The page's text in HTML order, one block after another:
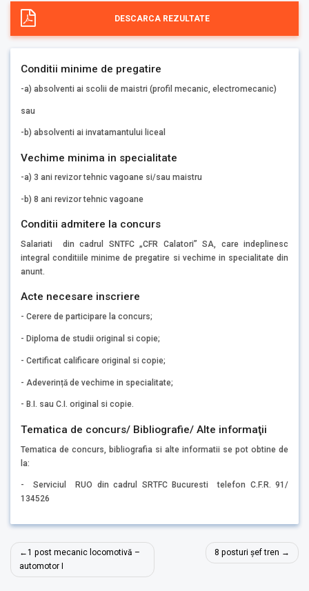
DESCARCA REZULTATE
Conditii minime de pregatire
-a) absolventi ai scolii de maistri (profil mecanic, electromecanic)
sau
-b) absolventi ai invatamantului liceal
Vechime minima in specialitate
-a) 3 ani revizor tehnic vagoane si/sau maistru
-b) 8 ani revizor tehnic vagoane
Conditii admitere la concurs
Salariati din cadrul SNTFC „CFR Calatori” SA, care indeplinesc
integral conditiile minime de pregatire si vechime in specialitate din
anunt.
Acte necesare inscriere
- Cerere de participare la concurs;
- Diploma de studii original si copie;
- Certificat calificare original si copie;
- Adeverință de vechime in specialitate;
- B.I. sau C.I. original si copie.
Tematica de concurs/ Bibliografie/ Alte informaţii
Tematica de concurs, bibliografia si alte informatii se pot obtine de
la:
- Serviciul RUO din cadrul SRTFC Bucuresti telefon C.F.R. 91/
134526
Navigare
în
1 post mecanic locomotivă –
automotor I
8 posturi șef tren